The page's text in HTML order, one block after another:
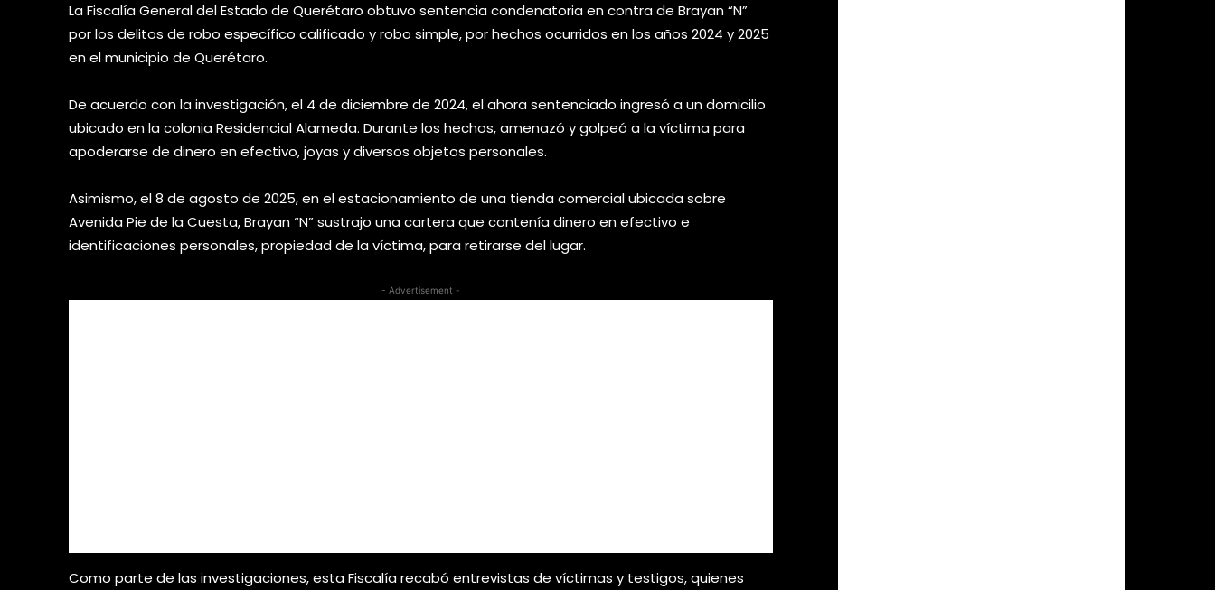
La Fiscalía General del Estado de Querétaro obtuvo sentencia condenatoria en contra de Brayan “N”
por los delitos de robo específico calificado y robo simple, por hechos ocurridos en los años 2024 y 2025
en el municipio de Querétaro.
De acuerdo con la investigación, el 4 de diciembre de 2024, el ahora sentenciado ingresó a un domicilio
ubicado en la colonia Residencial Alameda. Durante los hechos, amenazó y golpeó a la víctima para
apoderarse de dinero en efectivo, joyas y diversos objetos personales.
Asimismo, el 8 de agosto de 2025, en el estacionamiento de una tienda comercial ubicada sobre
Avenida Pie de la Cuesta, Brayan “N” sustrajo una cartera que contenía dinero en efectivo e
identificaciones personales, propiedad de la víctima, para retirarse del lugar.
- Advertisement -
Como parte de las investigaciones, esta Fiscalía recabó entrevistas de víctimas y testigos, quienes